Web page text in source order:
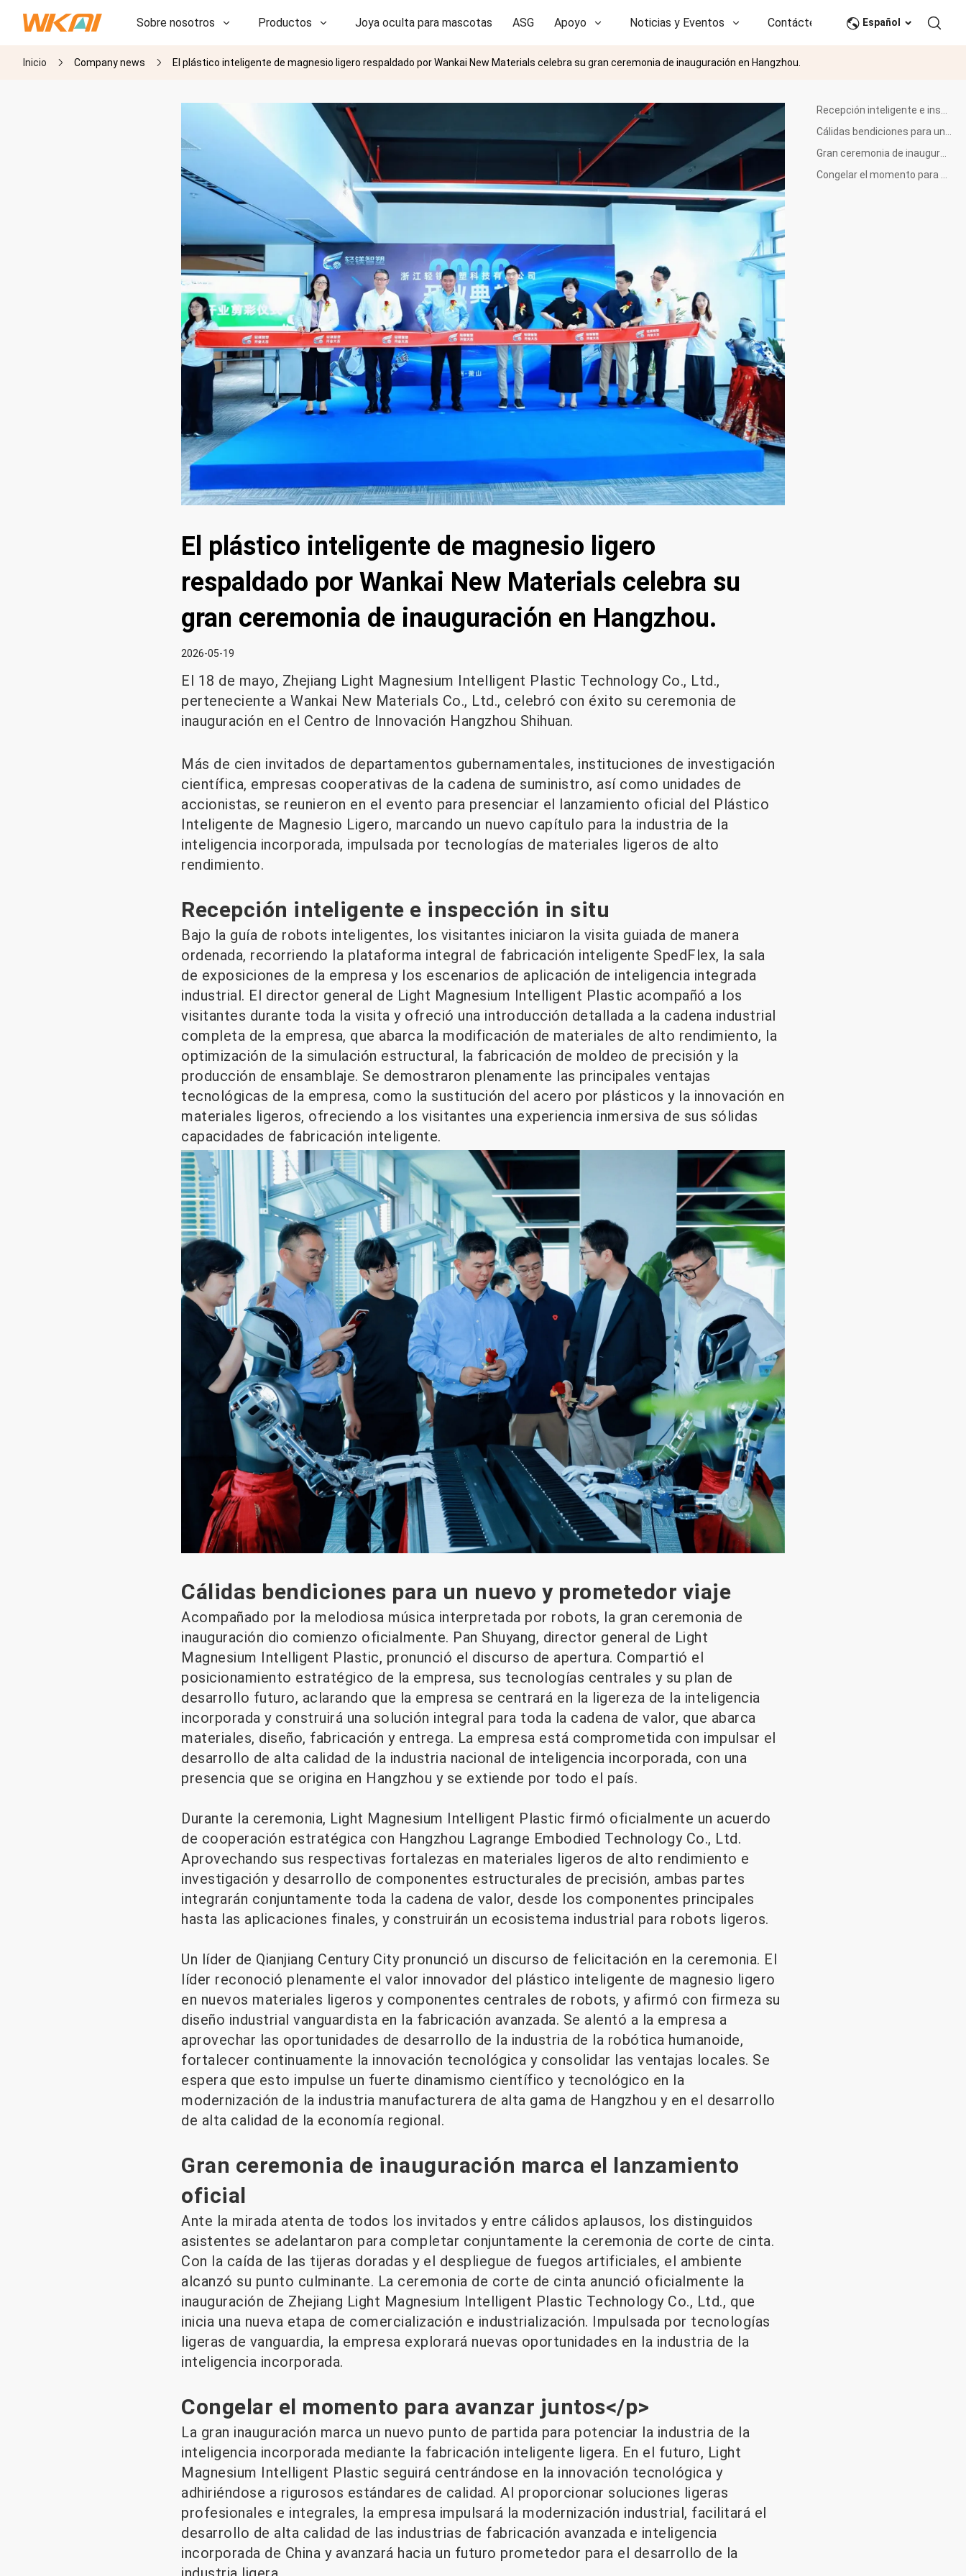
Sobre nosotros Productos Joya oculta para mascotas ASG Apoyo Noticias y Eventos Contáctenos CN
I+D
Español
Inicio Company news El plástico inteligente de magnesio ligero respaldado por Wankai New Materials celebra su gran ceremonia de inauguración en Hangzhou.
El plástico inteligente de magnesio ligero
respaldado por Wankai New Materials celebra su
gran ceremonia de inauguración en Hangzhou.
2026-05-19
El 18 de mayo, Zhejiang Light Magnesium Intelligent Plastic Technology Co., Ltd.,
perteneciente a Wankai New Materials Co., Ltd., celebró con éxito su ceremonia de
inauguración en el Centro de Innovación Hangzhou Shihuan.
Más de cien invitados de departamentos gubernamentales, instituciones de investigación
científica, empresas cooperativas de la cadena de suministro, así como unidades de
accionistas, se reunieron en el evento para presenciar el lanzamiento oficial del Plástico
Inteligente de Magnesio Ligero, marcando un nuevo capítulo para la industria de la
inteligencia incorporada, impulsada por tecnologías de materiales ligeros de alto
rendimiento.
Recepción inteligente e inspección in situ
Bajo la guía de robots inteligentes, los visitantes iniciaron la visita guiada de manera
ordenada, recorriendo la plataforma integral de fabricación inteligente SpedFlex, la sala
de exposiciones de la empresa y los escenarios de aplicación de inteligencia integrada
industrial. El director general de Light Magnesium Intelligent Plastic acompañó a los
visitantes durante toda la visita y ofreció una introducción detallada a la cadena industrial
completa de la empresa, que abarca la modificación de materiales de alto rendimiento, la
optimización de la simulación estructural, la fabricación de moldeo de precisión y la
producción de ensamblaje. Se demostraron plenamente las principales ventajas
tecnológicas de la empresa, como la sustitución del acero por plásticos y la innovación en
materiales ligeros, ofreciendo a los visitantes una experiencia inmersiva de sus sólidas
capacidades de fabricación inteligente.
Cálidas bendiciones para un nuevo y prometedor viaje
Acompañado por la melodiosa música interpretada por robots, la gran ceremonia de
inauguración dio comienzo oficialmente. Pan Shuyang, director general de Light
Magnesium Intelligent Plastic, pronunció el discurso de apertura. Compartió el
posicionamiento estratégico de la empresa, sus tecnologías centrales y su plan de
desarrollo futuro, aclarando que la empresa se centrará en la ligereza de la inteligencia
incorporada y construirá una solución integral para toda la cadena de valor, que abarca
materiales, diseño, fabricación y entrega. La empresa está comprometida con impulsar el
desarrollo de alta calidad de la industria nacional de inteligencia incorporada, con una
presencia que se origina en Hangzhou y se extiende por todo el país.
Durante la ceremonia, Light Magnesium Intelligent Plastic firmó oficialmente un acuerdo
de cooperación estratégica con Hangzhou Lagrange Embodied Technology Co., Ltd.
Aprovechando sus respectivas fortalezas en materiales ligeros de alto rendimiento e
investigación y desarrollo de componentes estructurales de precisión, ambas partes
integrarán conjuntamente toda la cadena de valor, desde los componentes principales
hasta las aplicaciones finales, y construirán un ecosistema industrial para robots ligeros.
Un líder de Qianjiang Century City pronunció un discurso de felicitación en la ceremonia. El
líder reconoció plenamente el valor innovador del plástico inteligente de magnesio ligero
en nuevos materiales ligeros y componentes centrales de robots, y afirmó con firmeza su
diseño industrial vanguardista en la fabricación avanzada. Se alentó a la empresa a
aprovechar las oportunidades de desarrollo de la industria de la robótica humanoide,
fortalecer continuamente la innovación tecnológica y consolidar las ventajas locales. Se
espera que esto impulse un fuerte dinamismo científico y tecnológico en la
modernización de la industria manufacturera de alta gama de Hangzhou y en el desarrollo
de alta calidad de la economía regional.
Gran ceremonia de inauguración marca el lanzamiento
oficial
Ante la mirada atenta de todos los invitados y entre cálidos aplausos, los distinguidos
asistentes se adelantaron para completar conjuntamente la ceremonia de corte de cinta.
Con la caída de las tijeras doradas y el despliegue de fuegos artificiales, el ambiente
alcanzó su punto culminante. La ceremonia de corte de cinta anunció oficialmente la
inauguración de Zhejiang Light Magnesium Intelligent Plastic Technology Co., Ltd., que
inicia una nueva etapa de comercialización e industrialización. Impulsada por tecnologías
ligeras de vanguardia, la empresa explorará nuevas oportunidades en la industria de la
inteligencia incorporada.
Congelar el momento para avanzar juntos</p>
La gran inauguración marca un nuevo punto de partida para potenciar la industria de la
inteligencia incorporada mediante la fabricación inteligente ligera. En el futuro, Light
Magnesium Intelligent Plastic seguirá centrándose en la innovación tecnológica y
adhiriéndose a rigurosos estándares de calidad. Al proporcionar soluciones ligeras
profesionales e integrales, la empresa impulsará la modernización industrial, facilitará el
desarrollo de alta calidad de las industrias de fabricación avanzada e inteligencia
incorporada de China y avanzará hacia un futuro prometedor para el desarrollo de la